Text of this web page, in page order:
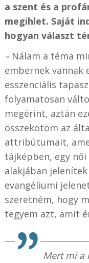
a szent és a
megihlet. Saját
hogyan választ
–Nálam a téma
embernek vannak
esszenciális
folyamatosan
megérint, aztán
összekötöm az
attribútumait,
tájképben, egy
alakjában
evangéliumi
szeretném, hogy
tegyem azt, amit
Mert mi a